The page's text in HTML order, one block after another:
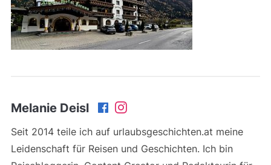
Melanie Deisl
Seit 2014 teile ich auf urlaubsgeschichten.at meine
Leidenschaft für Reisen und Geschichten. Ich bin